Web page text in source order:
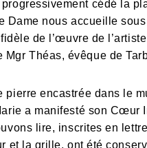
cédé la
Dame nous accueille
de l’œuvre de
Mgr Théas, évêque de
pierre encastrée dans le
a manifesté son Cœur
lire, inscrites en
et la grille, ont été